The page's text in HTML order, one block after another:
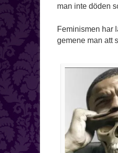
man inte döden
Feminismen har
gemene man att